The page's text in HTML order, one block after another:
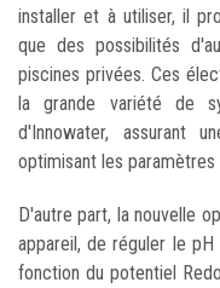
installer et à utiliser, il
que des possibilités
piscines privées. Ces
la grande variété de
d'Innowater, assurant
optimisant les
D'autre part, la nouvelle
appareil, de réguler le
fonction du potentiel